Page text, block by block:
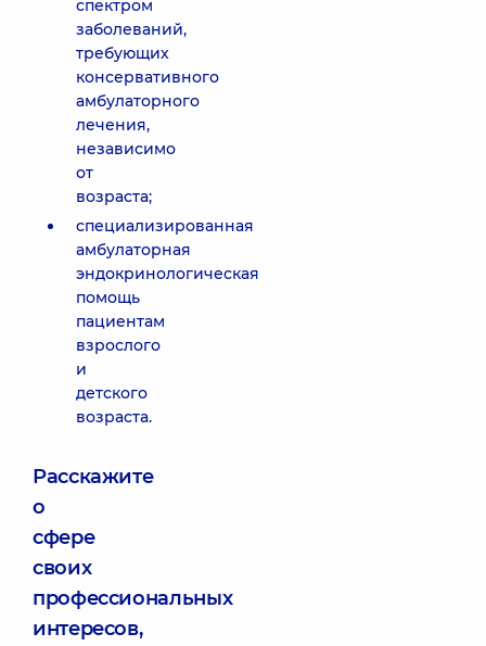
спектром
заболеваний,
требующих
консервативного
амбулаторного
лечения,
независимо
от
возраста;
специализированная
амбулаторная
эндокринологическая
помощь
пациентам
взрослого
и
детского
возраста.
Расскажите
о
сфере
своих
профессиональных
интересов,